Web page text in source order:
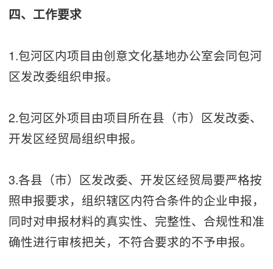
四、工作要求
1.包河区内项目由创意文化基地办公室会同包河
区发改委组织申报。
2.包河区外项目由项目所在县（市）区发改委、
开发区经贸局组织申报。
3.各县（市）区发改委、开发区经贸局要严格按
照申报要求，组织辖区内符合条件的企业申报，
同时对申报材料的真实性、完整性、合规性和准
确性进行审核把关，不符合要求的不予申报。